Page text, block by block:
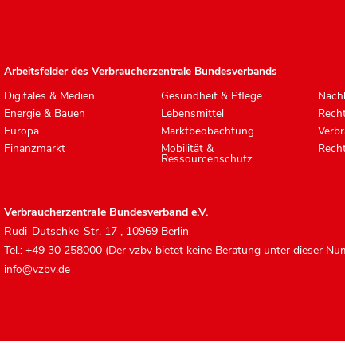
Arbeitsfelder des Verbraucherzentrale Bundesverbands
Digitales & Medien
Energie & Bauen
Europa
Finanzmarkt
Gesundheit & Pflege
Lebensmittel
Marktbeobachtung
Mobilität &
Ressourcenschutz
Verbraucherzentrale Bundesverband e.V.
Rudi-Dutschke-Str. 17 , 10969 Berlin
Tel.: +49 30 258000 (Der vzbv bietet keine Beratung unter dieser
info@vzbv.de